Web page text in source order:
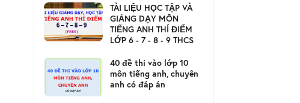
TÀI LIỆU HỌC TẬP VÀ
GIẢNG DẠY MÔN
TIẾNG ANH THÍ ĐIỂM
LỚP 6 - 7 - 8 - 9 THCS
40 đề thi vào lớp 10
môn tiếng anh, chuyên
anh có đáp án